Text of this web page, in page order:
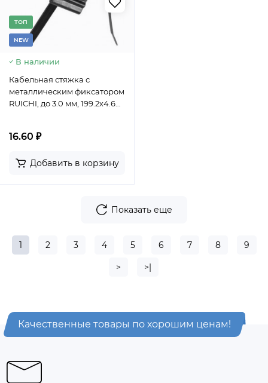
TОП
NEW
В наличии
Кабельная стяжка с
металлическим фиксатором
RUICHI, до 3.0 мм, 199.2х4.6
16.60 ₽
Добавить в корзину
Показать еще
1 2 3 4 5 6 7 8 9
> >|
Качественные товары по хорошим ценам!